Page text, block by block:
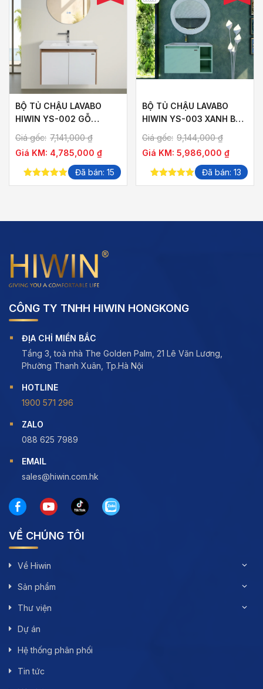
BỘ TỦ CHẬU LAVABO
HIWIN YS-002 GỖ
PLYWOOD VÂN GỖ HỒ
ĐÀO
Giá gốc: 7,141,000₫
Giá KM: 4,785,000 ₫
5.00out of
Đã bán: 15
BỘ TỦ CHẬU LAVABO
HIWIN YS-003 XANH BƠ
(KHÔNG KÈM GƯƠNG)
Giá gốc: 9,144,000₫
Giá KM: 5,986,000 ₫
5.00out of
Đã bán: 13
CÔNG TY TNHH HIWIN HONGKONG
ĐỊA CHỈ MIỀN BẮC
Tầng 3, toà nhà The Golden Palm, 21 Lê Văn Lương,
Phường Thanh Xuân, Tp.Hà Nội
HOTLINE
1900 571 296
ZALO
088 625 7989
EMAIL
sales@hiwin.com.hk
VỀ CHÚNG TÔI
Về Hiwin
Sản phẩm
Thư viện
Dự án
Hệ thống phân phối
Tin tức